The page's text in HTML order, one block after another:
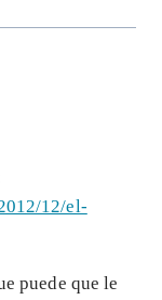
12/el-
puede que le